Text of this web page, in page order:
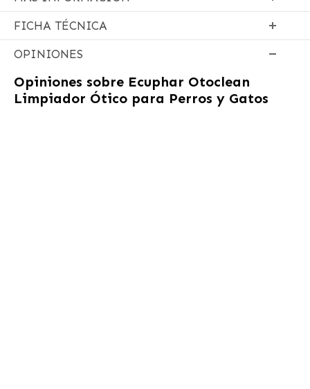
FICHA TÉCNICA
OPINIONES
Opiniones sobre Ecuphar Otoclean
Limpiador Ótico para Perros y Gatos